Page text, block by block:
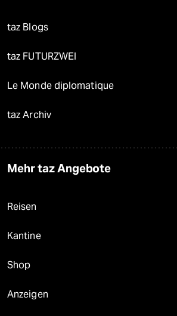
taz Blogs
taz FUTURZWEI
Le Monde diplomatique
taz Archiv
Mehr taz Angebote
Reisen
Kantine
Shop
Anzeigen